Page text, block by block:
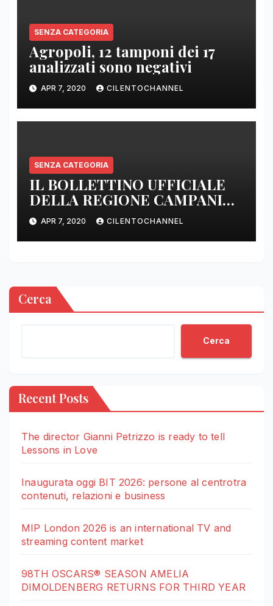
SENZA CATEGORIA
Agropoli, 12 tamponi dei 17
analizzati sono negativi
APR 7, 2020 CILENTOCHANNEL
SENZA CATEGORIA
IL BOLLETTINO UFFICIALE
DELLA REGIONE CAMPANIA
DELLE ORE 22.00
APR 7, 2020 CILENTOCHANNEL
Cerca
Cerca
Recent Posts
The director Gianni Petrizzo is ready to tell
Lessons in Love
Inaugurata oggi BIT 2026: persone al centrotra
contenuti, relazioni e business
MIP London 2026 is an international TV and
streaming content market
98TH OSCARS® SEASON AMELIA
DIMOLDENBERG RETURNS FOR THIRD YEAR